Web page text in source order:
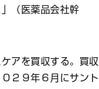
（医薬品会社幹
アを買収する。買収
２９年６月にサント